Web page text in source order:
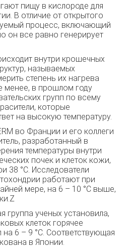
пищу в кислороде для
В отличие от открытого
процесс, включающий
он все равно генерирует
внутри крошечных
называемых
степень их нагрева
менее, в прошлом году
групп по всему
которые
на высокую температуру.
во Франции и его коллеги
разработанный в
температуры внутри
почек и клеток кожи,
38 °C. Исследователи
работают при
мере, на 6 – 10 °C выше,
группа ученых установила,
клеток горячее
на 6 – 9 °С. Соответствующая
в Японии.